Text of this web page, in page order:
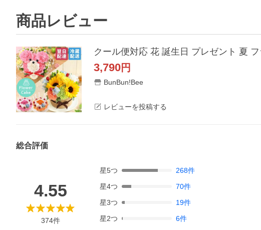
商品レビュー
3,790円
BunBun!Bee
レビューを投稿する
総合評価
4.55
374件
星5つ 268件
星4つ 70件
星3つ 19件
星2つ 6件